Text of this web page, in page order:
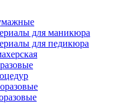
для маникюра
для педикюра